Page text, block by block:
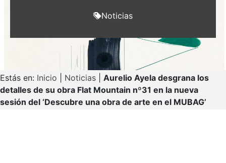
Noticias
Estás en: Inicio Noticias
Aurelio Ayela desgrana los
detalles de su obra Flat Mountain nº31 en la nueva
sesión del ‘Descubre una obra de arte en el MUBAG’